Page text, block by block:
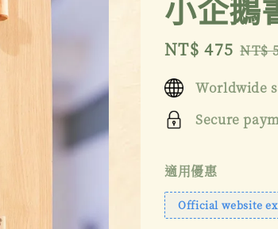
Sale
price
NT$ 475 NT$
Worldwide
Secure
適用優惠
Official website